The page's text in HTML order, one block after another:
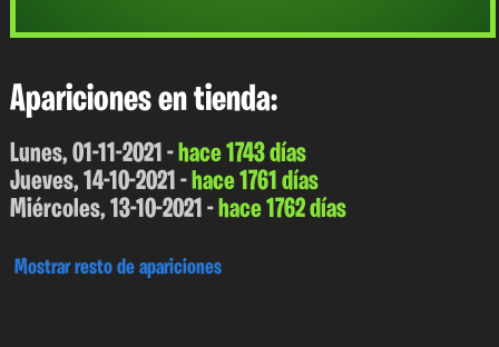
Apariciones en tienda:
Lunes, 01-11-2021 -hace 1743 días
Jueves, 14-10-2021 -hace 1761 días
Miércoles, 13-10-2021 -hace 1762 días
Mostrar resto de apariciones